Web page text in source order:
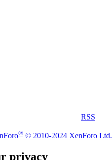
RSS
® © 2010-2024 XenForo Ltd.
privacy